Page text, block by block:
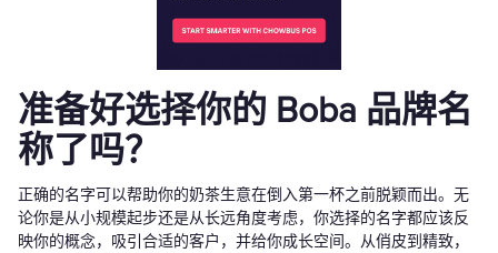
准备好选择你的 Boba 品牌名
称了吗？
正确的名字可以帮助你的奶茶生意在倒入第一杯之前脱颖而出。无
论你是从小规模起步还是从长远角度考虑，你选择的名字都应该反
映你的概念，吸引合适的客户，并给你成长空间。从俏皮到精致，